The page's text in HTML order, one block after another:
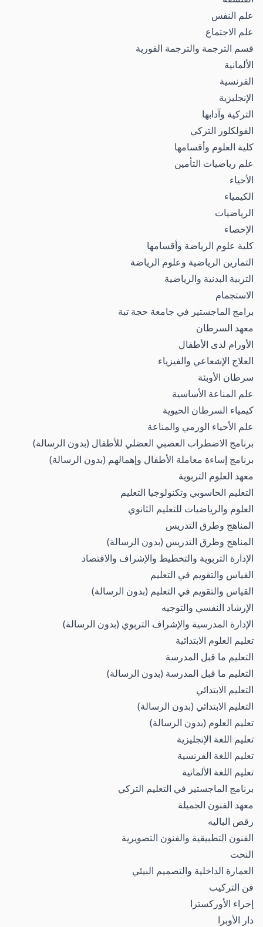
علم النفس
علم الاجتماع
قسم الترجمة والترجمة الفورية
الألمانية
الفرنسية
الإنجليزية
التركية وآدابها
الفولكلور التركي
كلية العلوم وأقسامها
علم رياضيات التأمين
الأحياء
الكيمياء
الرياضيات
الإحصاء
كلية علوم الرياضة وأقسامها
التمارين الرياضية وعلوم الرياضة
التربية البدنية والرياضية
الاستجمام
برامج الماجستير في جامعة حجة تبة
معهد السرطان
الأورام لدى الأطفال
العلاج الإشعاعي والفيزياء
سرطان الأوبئة
علم المناعة الأساسية
كيمياء السرطان الحيوية
علم الأحياء الورمي والمناعة
برنامج الاضطراب العصبي العضلي للأطفال (بدون الرسالة)
برنامج إساءة معاملة الأطفال وإهمالهم (بدون الرسالة)
معهد العلوم التربوية
التعليم الحاسوبي وتكنولوجيا التعليم
العلوم والرياضيات للتعليم الثانوي
المناهج وطرق التدريس
المناهج وطرق التدريس (بدون الرسالة)
الإدارة التربوية والتخطيط والإشراف والاقتصاد
القياس والتقويم في التعليم
القياس والتقويم في التعليم (بدون الرسالة)
الإرشاد النفسي والتوجيه
الإدارة المدرسية والإشراف التربوي (بدون الرسالة)
تعليم العلوم الابتدائية
التعليم ما قبل المدرسة
التعليم ما قبل المدرسة (بدون الرسالة)
التعليم الابتدائي
التعليم الابتدائي (بدون الرسالة)
تعليم العلوم (بدون الرسالة)
تعليم اللغة الإنجليزية
تعليم اللغة الفرنسية
تعليم اللغة الألمانية
برنامج الماجستير في التعليم التركي
معهد الفنون الجميلة
رقص الباليه
الفنون التطبيقية والفنون التصويرية
النحت
العمارة الداخلية والتصميم البيئي
فن التركيب
إجراء الأوركسترا
دار الأوبرا